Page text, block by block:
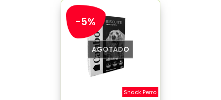
-5%
Snack Perro
AGOTADO